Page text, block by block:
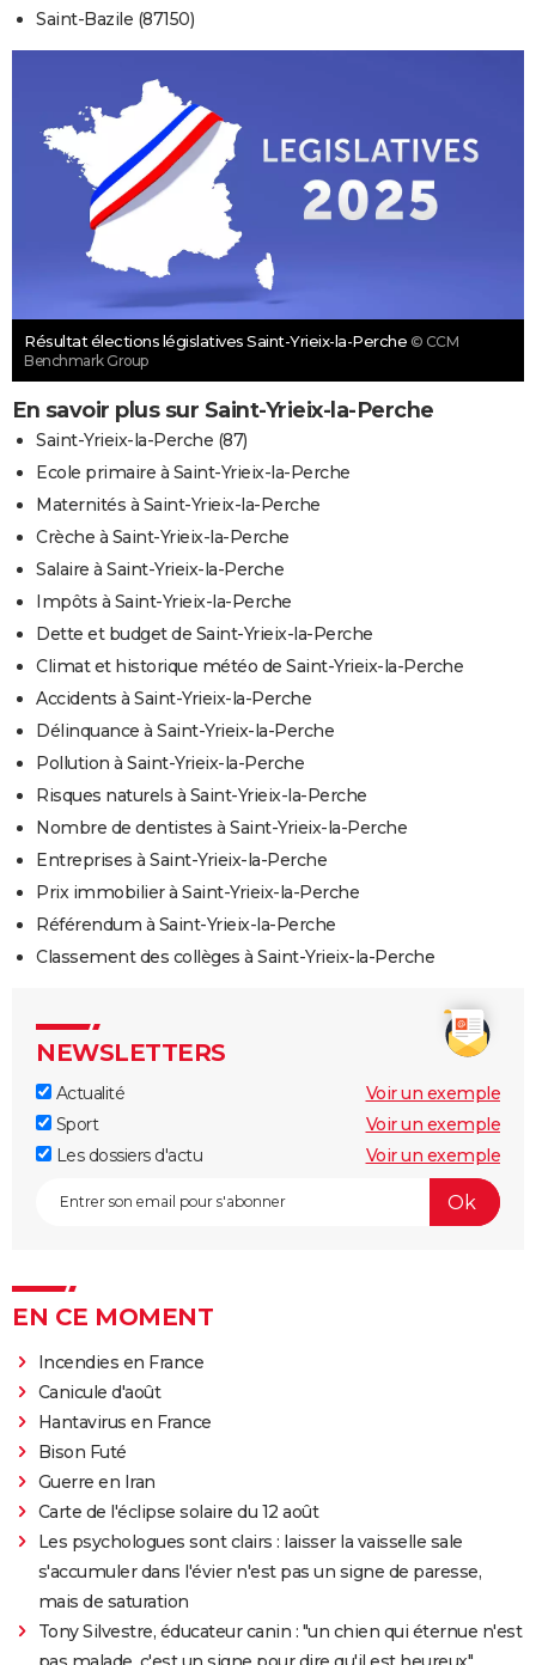
Saint-Bazile (87150)
Résultat élections législatives Saint-Yrieix-la-Perche © CCM
Benchmark Group
En savoir plus sur Saint-Yrieix-la-Perche
Saint-Yrieix-la-Perche (87)
Ecole primaire à Saint-Yrieix-la-Perche
Maternités à Saint-Yrieix-la-Perche
Crèche à Saint-Yrieix-la-Perche
Salaire à Saint-Yrieix-la-Perche
Impôts à Saint-Yrieix-la-Perche
Dette et budget de Saint-Yrieix-la-Perche
Climat et historique météo de Saint-Yrieix-la-Perche
Accidents à Saint-Yrieix-la-Perche
Délinquance à Saint-Yrieix-la-Perche
Pollution à Saint-Yrieix-la-Perche
Risques naturels à Saint-Yrieix-la-Perche
Nombre de dentistes à Saint-Yrieix-la-Perche
Entreprises à Saint-Yrieix-la-Perche
Prix immobilier à Saint-Yrieix-la-Perche
Référendum à Saint-Yrieix-la-Perche
Classement des collèges à Saint-Yrieix-la-Perche
NEWSLETTERS
Actualité
Voir un exemple
Sport
Voir un exemple
Les dossiers d'actu
Voir un exemple
EN CE MOMENT
Incendies en France
Canicule d'août
Hantavirus en France
Bison Futé
Guerre en Iran
Carte de l'éclipse solaire du 12 août
Les psychologues sont clairs : laisser la vaisselle sale
s'accumuler dans l'évier n'est pas un signe de paresse,
mais de saturation
Tony Silvestre, éducateur canin : "un chien qui éternue n'est